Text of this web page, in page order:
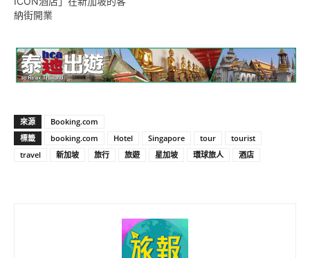
納街開業
來源
Booking.com
標籤
booking.com Hotel Singapore tour
tourist
travel
新加坡 旅行 旅遊 星加坡 環球旅人 酒店